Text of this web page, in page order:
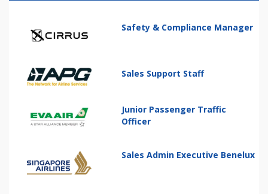
Safety & Compliance Manager
Sales Support Staff
Junior Passenger Traffic
Officer
Sales Admin Executive Benelux